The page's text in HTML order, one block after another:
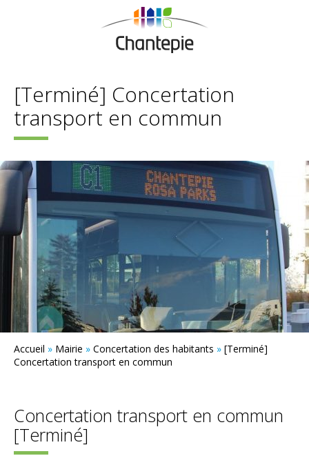
[Terminé] Concertation
transport en commun
Accueil » Mairie » Concertation des habitants » [Terminé]
Concertation transport en commun
Concertation transport en commun
[Terminé]